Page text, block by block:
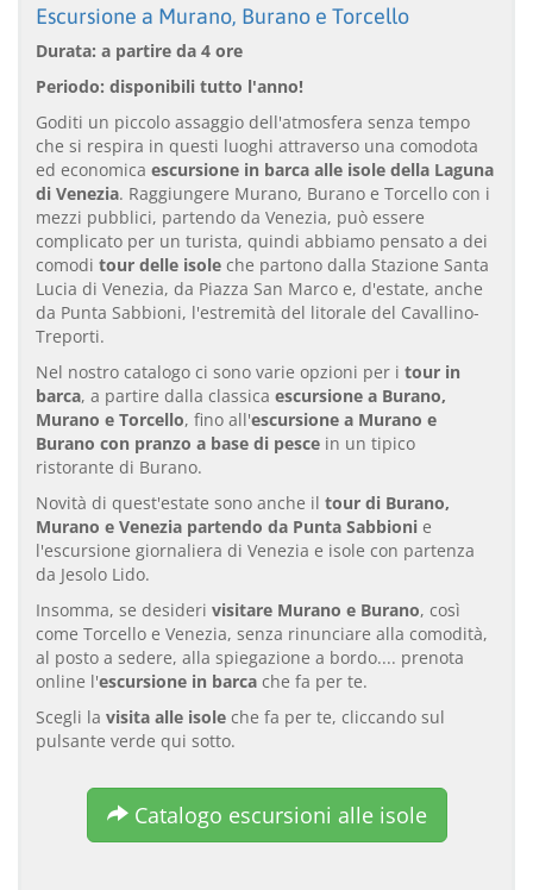
Escursione a Murano, Burano e Torcello
Durata: a partire da 4 ore
Periodo: disponibili tutto l'anno!
Goditi un piccolo assaggio dell'atmosfera senza tempo
che si respira in questi luoghi attraverso una comodota
ed economica escursione in barca alle isole della Laguna
di Venezia. Raggiungere Murano, Burano e Torcello con i
mezzi pubblici, partendo da Venezia, può essere
complicato per un turista, quindi abbiamo pensato a dei
comodi tour delle isole che partono dalla Stazione Santa
Lucia di Venezia, da Piazza San Marco e, d'estate, anche
da Punta Sabbioni, l'estremità del litorale del Cavallino-
Treporti.
Nel nostro catalogo ci sono varie opzioni per i tour in
barca, a partire dalla classica escursione a Burano,
Murano e Torcello, fino all'escursione a Murano e
Burano con pranzo a base di pesce in un tipico
ristorante di Burano.
Novità di quest'estate sono anche il tour di Burano,
Murano e Venezia partendo da Punta Sabbioni e
l'escursione giornaliera di Venezia e isole con partenza
da Jesolo Lido.
Insomma, se desideri visitare Murano e Burano, così
come Torcello e Venezia, senza rinunciare alla comodità,
al posto a sedere, alla spiegazione a bordo.... prenota
online l'escursione in barca che fa per te.
Scegli la visita alle isole che fa per te, cliccando sul
pulsante verde qui sotto.
Catalogo escursioni alle isole